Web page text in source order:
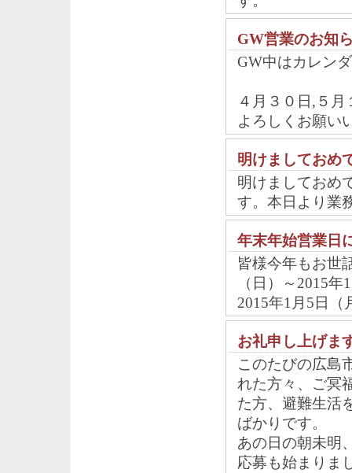
GW営業のお知
GW中はカレン
４月３０日,５
よろしくお願い
明けましておめ
明けましておめ
す。本日より業
年末年始営業日
皆様今年もお世
（日）～2015
2015年1月5日（
お礼申し上げま
このたびの広島
れた方々、ご冥
た方、避難生活
ばかりです。
あの日の朝未明
応募も始まりま